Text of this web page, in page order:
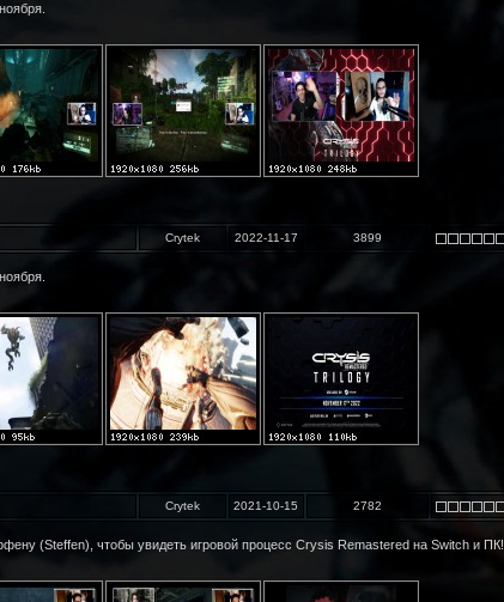
Crytek 2022-11-17 3899
Crytek 2021-10-15 2782
(Steffen), чтобы увидеть игровой процесс Crysis Remastered на Switch и ПК!